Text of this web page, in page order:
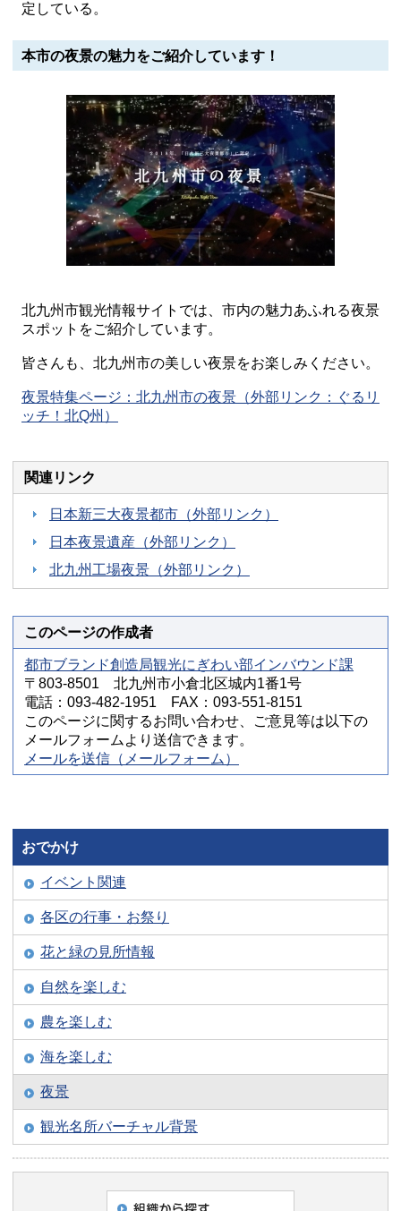
定している。
本市の夜景の魅力をご紹介しています！
北九州市観光情報サイトでは、市内の魅力あふれる夜景
スポットをご紹介しています。
皆さんも、北九州市の美しい夜景をお楽しみください。
夜景特集ページ：北九州市の夜景（外部リンク：ぐるリ
ッチ！北Q州）
関連リンク
日本新三大夜景都市（外部リンク）
日本夜景遺産（外部リンク）
北九州工場夜景（外部リンク）
このページの作成者
都市ブランド創造局観光にぎわい部インバウンド課
〒803-8501 北九州市小倉北区城内1番1号
電話：093-482-1951 FAX：093-551-8151
このページに関するお問い合わせ、ご意見等は以下の
メールフォームより送信できます。
メールを送信（メールフォーム）
おでかけ
イベント関連
各区の行事・お祭り
花と緑の見所情報
自然を楽しむ
農を楽しむ
海を楽しむ
夜景
観光名所バーチャル背景